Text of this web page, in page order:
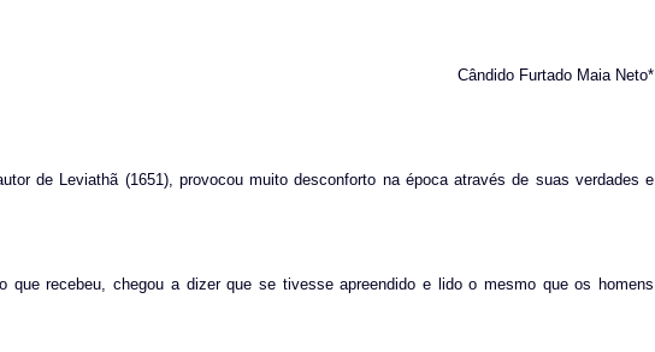
Cândido Furtado Maia Neto*
de Leviathã (1651), provocou muito desconforto na época através de suas verdades e
que recebeu, chegou a dizer que se tivesse apreendido e lido o mesmo que os homens